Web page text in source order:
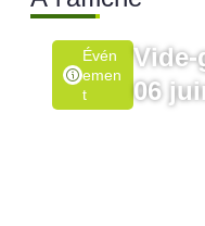
Évén
Emen
T
Vide-
06